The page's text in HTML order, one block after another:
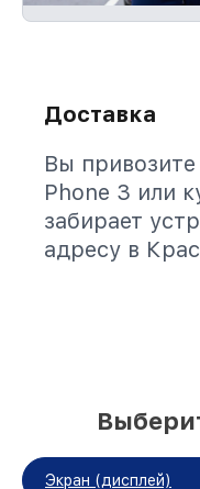
Доставка
Вы привозите
Phone 3 или
забирает
адресу в
Экран (дисплей)